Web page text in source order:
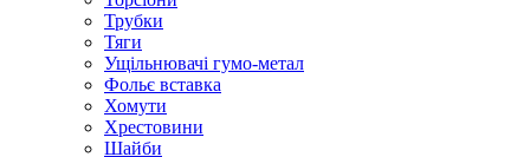
Трубки
Тяги
Ущільнювачі гумо-метал
Фольє вставка
Хомути
Хрестовини
Шайби